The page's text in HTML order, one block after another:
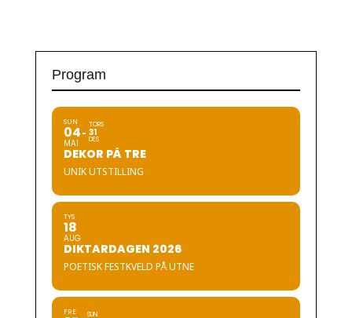
Program
SUN
04
MAI
TORS
31
DES
DEKOR PÅ TRE
UNIK UTSTILLING
TYS
18
AUG
DIKTARDAGEN 2026
POETISK FESTKVELD PÅ UTNE
FRE SUN